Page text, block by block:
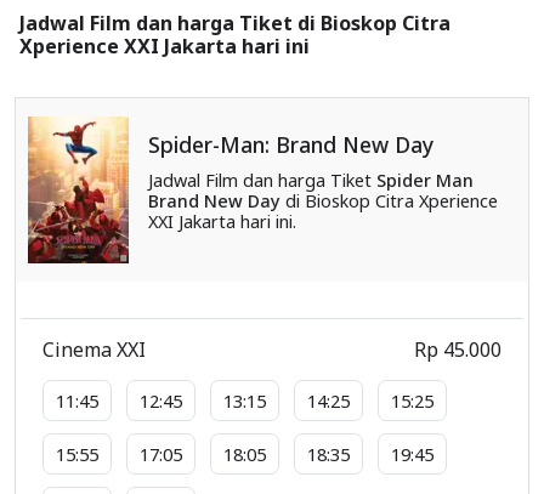
Jadwal Film dan harga Tiket di Bioskop Citra
Xperience XXI Jakarta hari ini
Spider-Man: Brand New Day
Jadwal Film dan harga Tiket Spider Man
Brand New Daydi Bioskop Citra Xperience
XXI Jakarta hari ini.
Cinema XXI
11:45 12:45 13:15 14:25 15:25
15:55 17:05 18:05 18:35 19:45
Rp 45.000